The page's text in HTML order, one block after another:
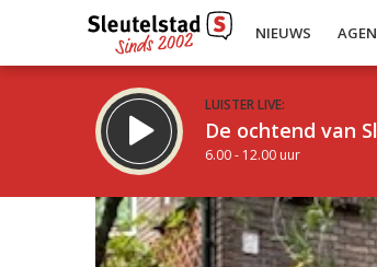
NIEUWS
LUISTER LIVE:
De ochtend van
6.00 - 12.00 uur